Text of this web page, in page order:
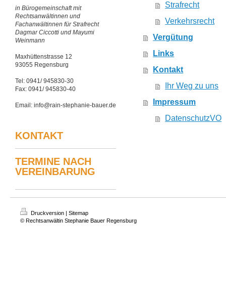
in Bürogemeinschaft mit
Rechtsanwältinnen und
Fachanwältinnen für Strafrecht
Dagmar Ciccotti und Mayumi
Weinmann
Maxhüttenstrasse 12
93055 Regensburg
Tel: 0941/ 945830-30
Fax: 0941/ 945830-40
Email: info@rain-stephanie-bauer.de
KONTAKT
TERMINE NACH
VEREINBARUNG
Strafrecht
Verkehrsrecht
Vergütung
Links
Kontakt
Ihr Weg zu uns
Impressum
DatenschutzVO
Druckversion | Sitemap
© Rechtsanwältin Stephanie Bauer Regensburg